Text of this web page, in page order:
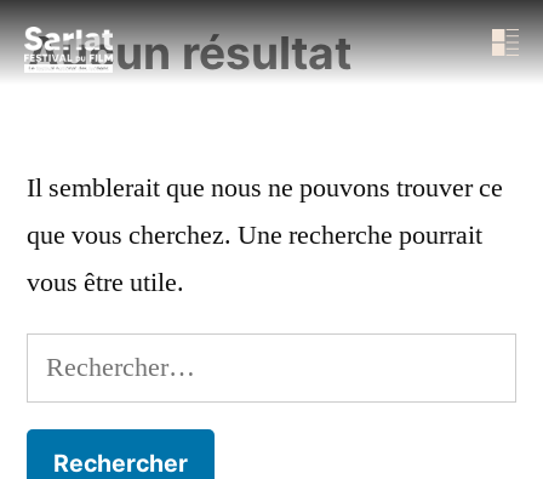
Aucun résultat
Il semblerait que nous ne pouvons trouver ce
que vous cherchez. Une recherche pourrait
vous être utile.